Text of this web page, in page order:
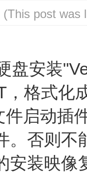
(This post was
盘安装
，格式化
启动插
。否则不
安装映像